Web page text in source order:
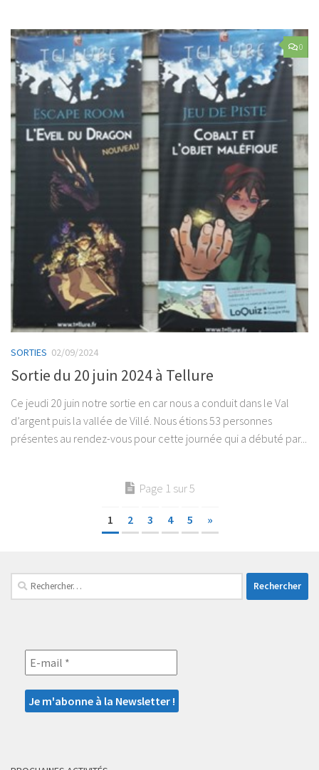
0
SORTIES 02/09/2024
Sortie du 20 juin 2024 à Tellure
Ce jeudi 20 juin notre sortie en car nous a conduit dans le Val
d’argent puis la vallée de Villé. Nous étions 53 personnes
présentes au rendez-vous pour cette journée qui a débuté par...
Page 1 sur 5
1 2 3 4 5 »
Rechercher :